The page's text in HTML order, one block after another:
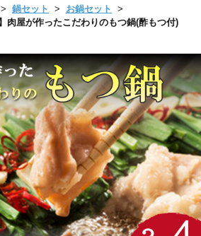
鍋セット
お鍋セット
肉屋が作ったこだわりのもつ鍋(酢もつ付)